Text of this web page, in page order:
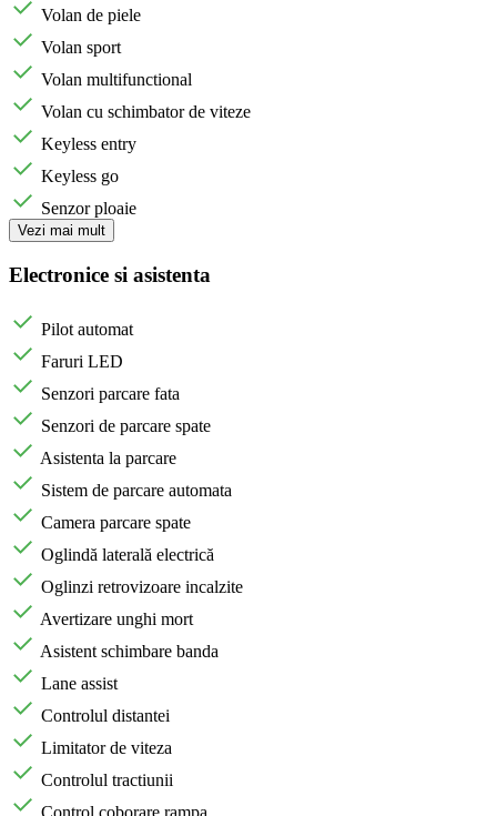
Volan de piele
Volan sport
Volan multifunctional
Volan cu schimbator de viteze
Keyless entry
Keyless go
Senzor ploaie
Vezi mai mult
Electronice si asistenta
Pilot automat
Faruri LED
Senzori parcare fata
Senzori de parcare spate
Asistenta la parcare
Sistem de parcare automata
Camera parcare spate
Oglindă laterală electrică
Oglinzi retrovizoare incalzite
Avertizare unghi mort
Asistent schimbare banda
Lane assist
Controlul distantei
Limitator de viteza
Controlul tractiunii